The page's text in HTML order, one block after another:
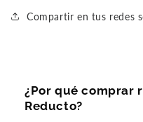
Compartir en tus redes
¿Por qué comprar
Reducto?
Agrega tu